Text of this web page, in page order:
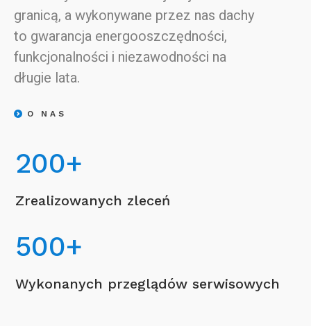
granicą, a wykonywane przez nas dachy
to gwarancja energooszczędności,
funkcjonalności i niezawodności na
długie lata.
O NAS
200+
Zrealizowanych zleceń
500+
Wykonanych przeglądów serwisowych